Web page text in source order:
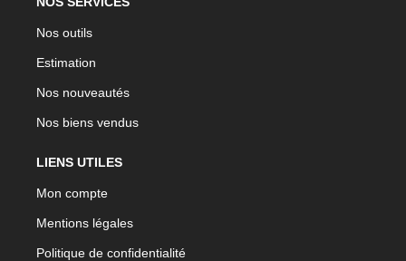
Nos outils
Estimation
Nos nouveautés
Nos biens vendus
LIENS UTILES
Mon compte
Mentions légales
Politique de confidentialité